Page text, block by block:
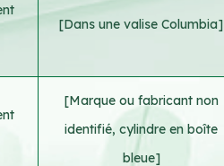
[Dans une valise Columbia]
[Marque ou fabricant non
identifié, cylindre en boîte
bleue]